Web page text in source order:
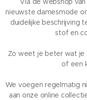
nieuwste damesmode
duidelijke beschrijving
stof en
Zo weet je beter wat je
of een
We voegen regelmatig
aan onze online